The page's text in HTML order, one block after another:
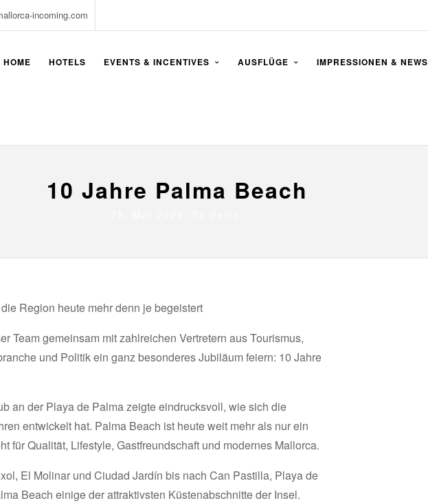
incoming.com
HOME HOTELS EVENTS & INCENTIVES AUSFLÜGE IMPRESSIONEN & NEWS
10 Jahre Palma Beach
Region heute mehr denn je begeistert
Team gemeinsam mit zahlreichen Vertretern aus Tourismus,
und Politik ein ganz besonderes Jubiläum feiern: 10 Jahre
an der Playa de Palma zeigte eindrucksvoll, wie sich die
entwickelt hat. Palma Beach ist heute weit mehr als nur ein
für Qualität, Lifestyle, Gastfreundschaft und modernes Mallorca.
El Molinar und Ciudad Jardín bis nach Can Pastilla, Playa de
Beach einige der attraktivsten Küstenabschnitte der Insel.